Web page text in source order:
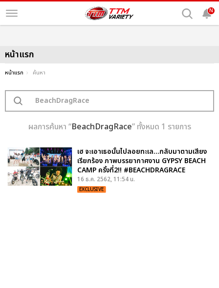
N
หน้าแรก
หน้าแรก ค้นหา
ผลการค้นหา “BeachDragRace” ทั้งหมด 1 รายการ
เฮ จะเอาเธอนั้นไปลอยทะเล...กลับมาตามเสียง
เรียกร้อง ภาพบรรยากาศงาน GYPSY BEACH
CAMP ครั้งที่2!! #BEACHDRAGRACE
16 ธ.ค. 2562, 11:54 น.
EXCLUSIVE